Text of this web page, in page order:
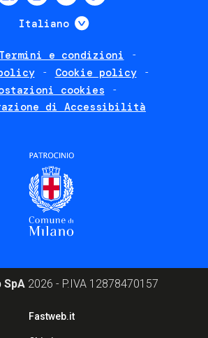
Italiano Mostra ulteriori
Termini e condizioni
Cookie policy
cookies
di Accessibilità
SpA 2026 - P.IVA 12878470157
Fastweb.it